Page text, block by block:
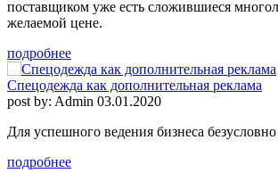
поставщиком уже есть сложившиеся
желаемой цене.
подробнее
Спецодежда как дополнительная реклама
post by: Admin 03.01.2020
Для успешного ведения бизнеса
подробнее